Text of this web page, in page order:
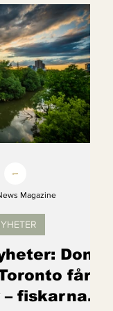
Djurens
Kände du
Don
får
fiskarna
Magazine